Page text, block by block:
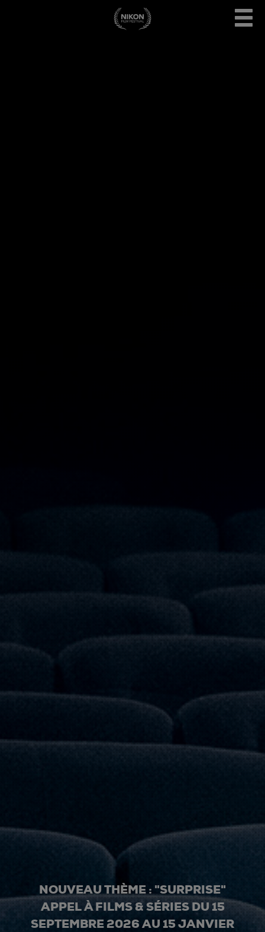
NOUVEAU THÈME : "SURPRISE"
APPEL À FILMS & SÉRIES DU 15
SEPTEMBRE 2026 AU 15 JANVIER